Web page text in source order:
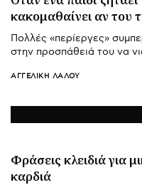
κακομαθαίνει αν του
Πολλές «περίεργες»
στην προσπάθειά του να
ΑΓΓΕΛΙΚΉ ΛΆΛΟΥ
Φράσεις κλειδιά για
καρδιά